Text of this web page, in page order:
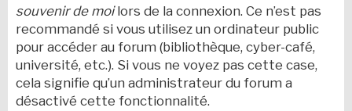
souvenir de moilors de la connexion. Ce n’est pas
recommandé si vous utilisez un ordinateur public
pour accéder au forum (bibliothèque, cyber-café,
université, etc.). Si vous ne voyez pas cette case,
cela signifie qu’un administrateur du forum a
désactivé cette fonctionnalité.